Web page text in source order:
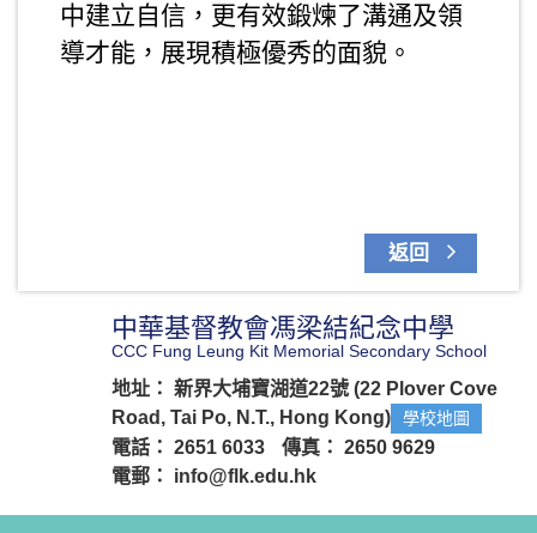
中建立自信，更有效鍛煉了溝通及領
導才能，展現積極優秀的面貌。
返回
中華基督教會馮梁結紀念中學
CCC Fung Leung Kit Memorial Secondary School
地址： 新界大埔寶湖道22號 (22 Plover Cove
Road, Tai Po, N.T., Hong Kong)
學校地圖
電話： 2651 6033
傳真： 2650 9629
電郵： info@flk.edu.hk